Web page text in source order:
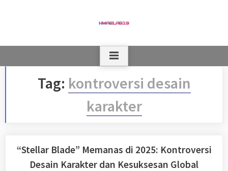
Tag: kontroversi desain
karakter
“Stellar Blade” Memanas di 2025: Kontroversi
Desain Karakter dan Kesuksesan Global